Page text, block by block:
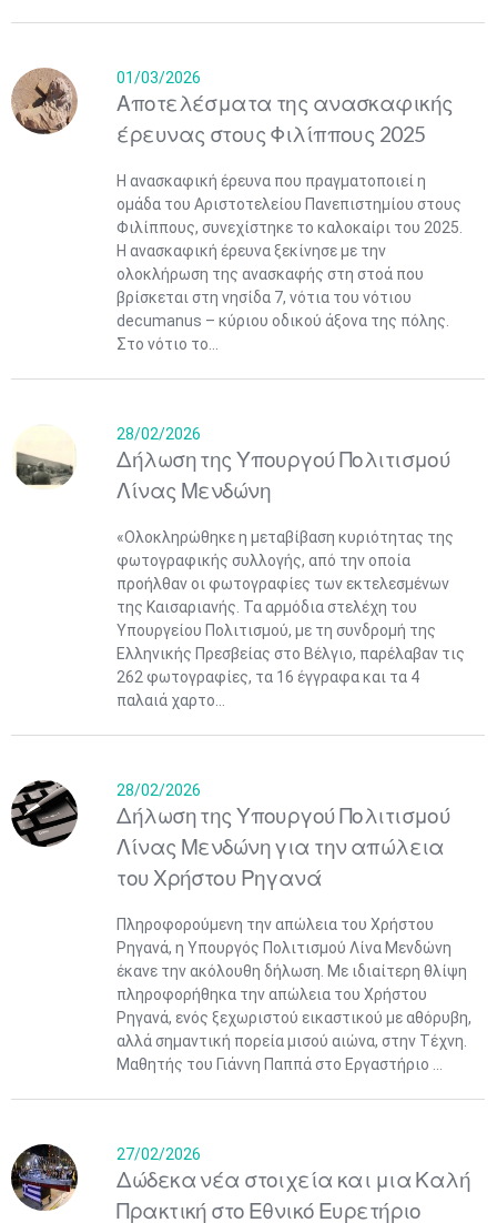
01/03/2026
Αποτελέσματα της ανασκαφικής
έρευνας στους Φιλίππους 2025
Η ανασκαφική έρευνα που πραγματοποιεί η
ομάδα του Αριστοτελείου Πανεπιστημίου στους
Φιλίππους, συνεχίστηκε το καλοκαίρι του 2025.
Η ανασκαφική έρευνα ξεκίνησε με την
ολοκλήρωση της ανασκαφής στη στοά που
βρίσκεται στη νησίδα 7, νότια του νότιου
decumanus – κύριου οδικού άξονα της πόλης.
Στο νότιο το...
28/02/2026
Δήλωση της Υπουργού Πολιτισμού
Λίνας Μενδώνη
«Ολοκληρώθηκε η μεταβίβαση κυριότητας της
φωτογραφικής συλλογής, από την οποία
προήλθαν οι φωτογραφίες των εκτελεσμένων
της Καισαριανής. Τα αρμόδια στελέχη του
Υπουργείου Πολιτισμού, με τη συνδρομή της
Ελληνικής Πρεσβείας στο Βέλγιο, παρέλαβαν τις
262 φωτογραφίες, τα 16 έγγραφα και τα 4
παλαιά χαρτο...
28/02/2026
Δήλωση της Υπουργού Πολιτισμού
Λίνας Μενδώνη για την απώλεια
του Χρήστου Ρηγανά
Πληροφορούμενη την απώλεια του Χρήστου
Ρηγανά, η Υπουργός Πολιτισμού Λίνα Μενδώνη
έκανε την ακόλουθη δήλωση. Με ιδιαίτερη θλίψη
πληροφορήθηκα την απώλεια του Χρήστου
Ρηγανά, ενός ξεχωριστού εικαστικού με αθόρυβη,
αλλά σημαντική πορεία μισού αιώνα, στην Τέχνη.
Μαθητής του Γιάννη Παππά στο Εργαστήριο ...
27/02/2026
Δώδεκα νέα στοιχεία και μια Καλή
Πρακτική στο Εθνικό Ευρετήριο